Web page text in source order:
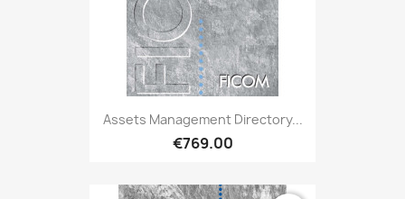
Assets Management Directory...
€769.00